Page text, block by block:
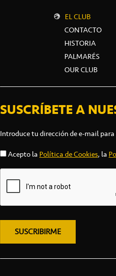
EL CLUB
CONTACTO
HISTORIA
PALMARÉS
OUR CLUB
SUSCRÍBETE A
Introduce tu dirección de e-mail
Acepto la Política de Cookies, la